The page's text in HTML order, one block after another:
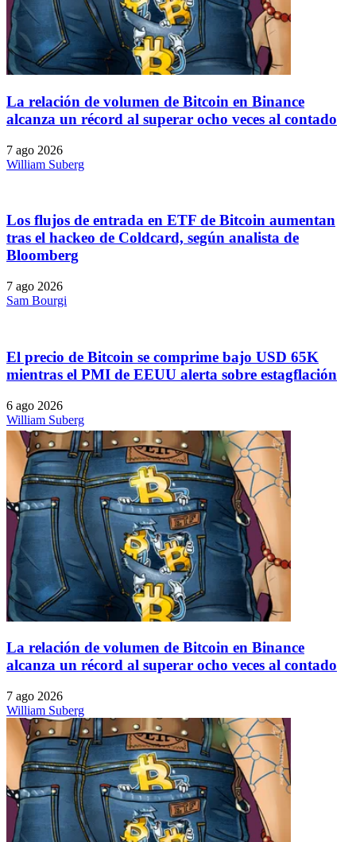
La relación de volumen de Bitcoin en Binance
alcanza un récord al superar ocho veces al contado
7 ago 2026
William Suberg
Los flujos de entrada en ETF de Bitcoin aumentan
tras el hackeo de Coldcard, según analista de
Bloomberg
7 ago 2026
Sam Bourgi
El precio de Bitcoin se comprime bajo USD 65K
mientras el PMI de EEUU alerta sobre estagflación
6 ago 2026
William Suberg
La relación de volumen de Bitcoin en Binance
alcanza un récord al superar ocho veces al contado
7 ago 2026
William Suberg